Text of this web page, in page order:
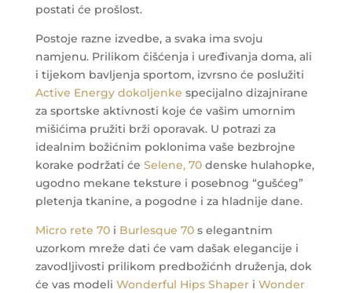
postati će prošlost.
Postoje razne izvedbe, a svaka ima svoju
namjenu. Prilikom čišćenja i uređivanja doma, ali
i tijekom bavljenja sportom, izvrsno će poslužiti
Active Energy dokoljenke specijalno dizajnirane
za sportske aktivnosti koje će vašim umornim
mišićima pružiti brži oporavak. U potrazi za
idealnim božićnim poklonima vaše bezbrojne
korake podržati će Selene, 70denske hulahopke,
ugodno mekane teksture i posebnog “gušćeg”
pletenja tkanine, a pogodne i za hladnije dane.
Micro rete 70i Burlesque 70s elegantnim
uzorkom mreže dati će vam dašak elegancije i
zavodljivosti prilikom predbožićnh druženja, dok
će vas modeli Wonderful Hips Shaperi Wonder